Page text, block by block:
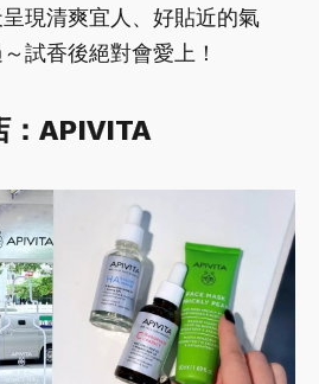
現清爽宜人、好貼近的氣
試香後絕對會愛上！
：APIVITA